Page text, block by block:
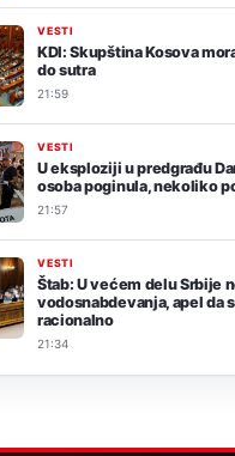
VESTI
KDI: Skupština Kosova
do sutra
21:59
VESTI
U eksploziji u predgrađu
osoba poginula, nekoliko
21:57
VESTI
Štab: U većem delu Srbije
vodosnabdevanja, apel da
racionalno
21:34